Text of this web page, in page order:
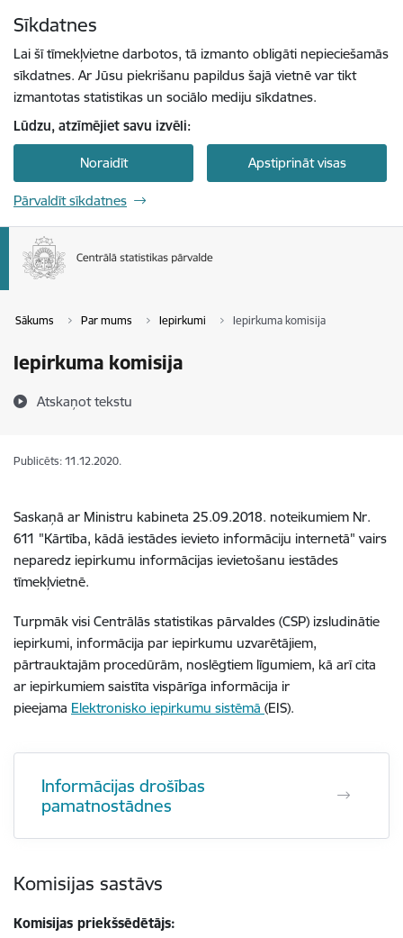
Sīkdatnes
Lai šī tīmekļvietne darbotos, tā izmanto obligāti nepieciešamās
sīkdatnes. Ar Jūsu piekrišanu papildus šajā vietnē var tikt
izmantotas statistikas un sociālo mediju sīkdatnes.
Lūdzu, atzīmējiet savu izvēli:
Noraidīt Apstiprināt visas
Pārvaldīt sīkdatnes
Sākums Par mums Iepirkumi Iepirkuma komisija
Iepirkuma komisija
Atskaņot tekstu
Publicēts: 11.12.2020.
Saskaņā ar Ministru kabineta 25.09.2018. noteikumiem Nr.
611 "Kārtība, kādā iestādes ievieto informāciju internetā" vairs
neparedz iepirkumu informācijas ievietošanu iestādes
tīmekļvietnē.
Turpmāk visi Centrālās statistikas pārvaldes (CSP) izsludinātie
iepirkumi, informācija par iepirkumu uzvarētājiem,
pārtrauktajām procedūrām, noslēgtiem līgumiem, kā arī cita
ar iepirkumiem saistīta vispārīga informācija ir
pieejama Elektronisko iepirkumu sistēmā (EIS).
Informācijas drošības
pamatnostādnes
Komisijas sastāvs
Komisijas priekšsēdētājs: